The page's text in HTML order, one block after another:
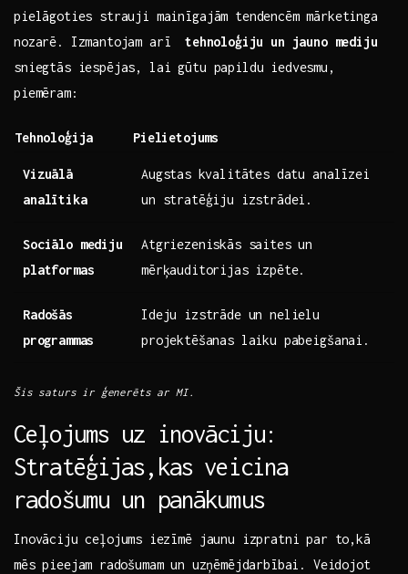
pielāgoties strauji mainīgajām tendencēm ‍mārketinga
nozarē. Izmantojam arī ⁢ tehnoloģiju un jauno mediju
sniegtās iespējas, lai gūtu papildu iedvesmu,
piemēram: ‌ ⁣
Tehnoloģija Pielietojums
Vizuālā​
analītika
Augstas⁤ kvalitātes datu analīzei
un stratēģiju‍ izstrādei.
Sociālo mediju
platformas
Atgriezeniskās saites un
mērķauditorijas izpēte.
Radošās
⁣programmas
Ideju izstrāde un nelielu
projektēšanas​ laiku pabeigšanai.
Šis saturs ir ģenerēts ‌ar MI.
Ceļojums ‌uz inovāciju:
Stratēģijas,kas ⁤veicina⁣
radošumu un panākumus
Inovāciju ceļojums ⁤iezīmē jaunu izpratni par‍ to,kā
mēs pieejam⁤ radošumam un ⁢uzņēmējdarbībai. ​Veidojot